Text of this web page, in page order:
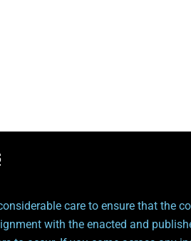
care to ensure that the
with the enacted and